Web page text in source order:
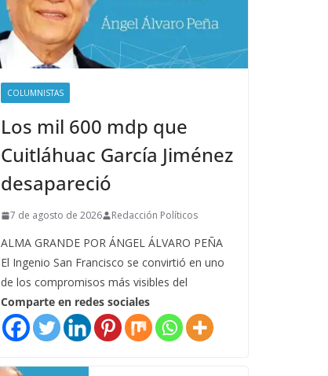
COLUMNISTAS
Los mil 600 mdp que
Cuitláhuac García Jiménez
desapareció
7 de agosto de 2026 Redacción Políticos
ALMA GRANDE POR ÁNGEL ÁLVARO PEÑA
El Ingenio San Francisco se convirtió en uno
de los compromisos más visibles del
Comparte en redes sociales